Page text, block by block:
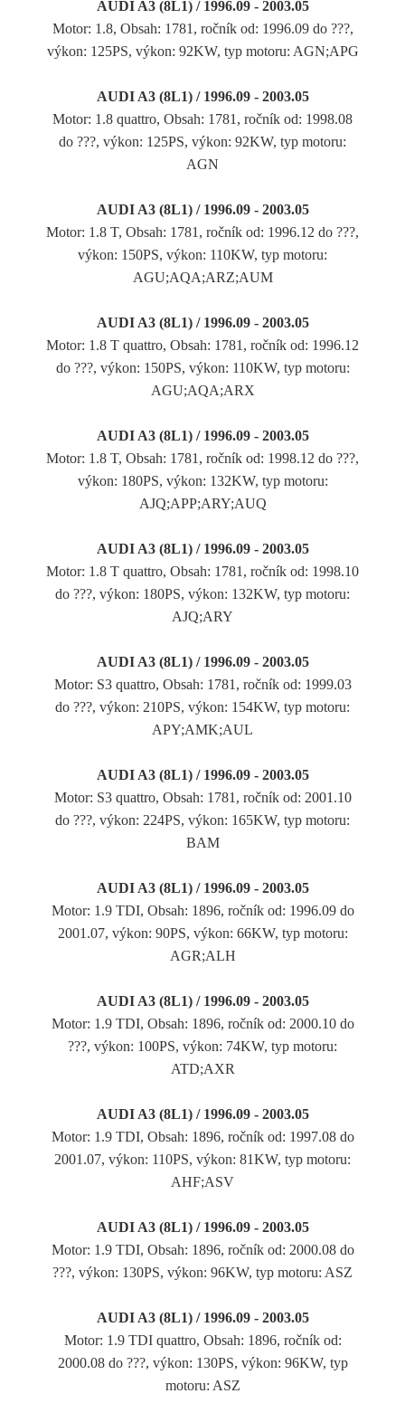
AUDI A3 (8L1) / 1996.09 - 2003.05
Motor: 1.8, Obsah: 1781, ročník od: 1996.09 do ???,
výkon: 125PS, výkon: 92KW, typ motoru: AGN;APG
AUDI A3 (8L1) / 1996.09 - 2003.05
Motor: 1.8 quattro, Obsah: 1781, ročník od: 1998.08
do ???, výkon: 125PS, výkon: 92KW, typ motoru:
AGN
AUDI A3 (8L1) / 1996.09 - 2003.05
Motor: 1.8 T, Obsah: 1781, ročník od: 1996.12 do ???,
výkon: 150PS, výkon: 110KW, typ motoru:
AGU;AQA;ARZ;AUM
AUDI A3 (8L1) / 1996.09 - 2003.05
Motor: 1.8 T quattro, Obsah: 1781, ročník od: 1996.12
do ???, výkon: 150PS, výkon: 110KW, typ motoru:
AGU;AQA;ARX
AUDI A3 (8L1) / 1996.09 - 2003.05
Motor: 1.8 T, Obsah: 1781, ročník od: 1998.12 do ???,
výkon: 180PS, výkon: 132KW, typ motoru:
AJQ;APP;ARY;AUQ
AUDI A3 (8L1) / 1996.09 - 2003.05
Motor: 1.8 T quattro, Obsah: 1781, ročník od: 1998.10
do ???, výkon: 180PS, výkon: 132KW, typ motoru:
AJQ;ARY
AUDI A3 (8L1) / 1996.09 - 2003.05
Motor: S3 quattro, Obsah: 1781, ročník od: 1999.03
do ???, výkon: 210PS, výkon: 154KW, typ motoru:
APY;AMK;AUL
AUDI A3 (8L1) / 1996.09 - 2003.05
Motor: S3 quattro, Obsah: 1781, ročník od: 2001.10
do ???, výkon: 224PS, výkon: 165KW, typ motoru:
BAM
AUDI A3 (8L1) / 1996.09 - 2003.05
Motor: 1.9 TDI, Obsah: 1896, ročník od: 1996.09 do
2001.07, výkon: 90PS, výkon: 66KW, typ motoru:
AGR;ALH
AUDI A3 (8L1) / 1996.09 - 2003.05
Motor: 1.9 TDI, Obsah: 1896, ročník od: 2000.10 do
???, výkon: 100PS, výkon: 74KW, typ motoru:
ATD;AXR
AUDI A3 (8L1) / 1996.09 - 2003.05
Motor: 1.9 TDI, Obsah: 1896, ročník od: 1997.08 do
2001.07, výkon: 110PS, výkon: 81KW, typ motoru:
AHF;ASV
AUDI A3 (8L1) / 1996.09 - 2003.05
Motor: 1.9 TDI, Obsah: 1896, ročník od: 2000.08 do
???, výkon: 130PS, výkon: 96KW, typ motoru: ASZ
AUDI A3 (8L1) / 1996.09 - 2003.05
Motor: 1.9 TDI quattro, Obsah: 1896, ročník od:
2000.08 do ???, výkon: 130PS, výkon: 96KW, typ
motoru: ASZ